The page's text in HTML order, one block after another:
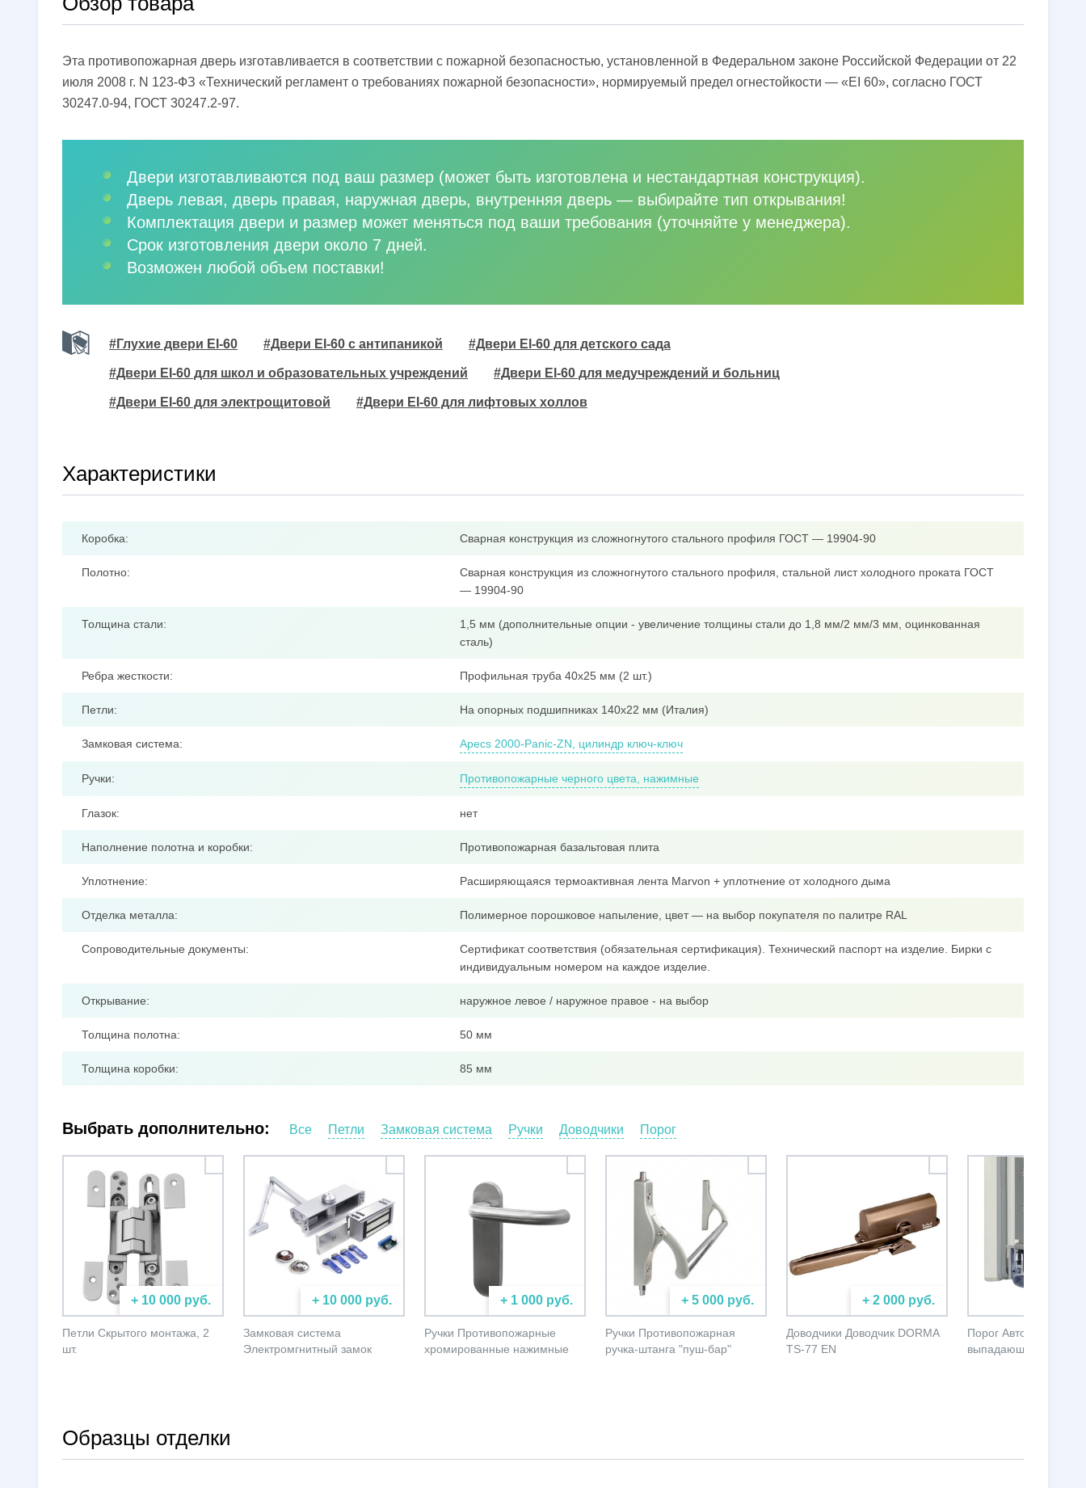
Эта противопожарная дверь изготавливается в соответствии с пожарной безопасностью, установленной в Федеральном законе Российской Федерации от 22
июля 2008 г. N 123-ФЗ «Технический регламент о требованиях пожарной безопасности», нормируемый предел огнестойкости — «EI 60», согласно ГОСТ
30247.0-94, ГОСТ 30247.2-97.
Двери изготавливаются под ваш размер (может быть изготовлена и нестандартная конструкция).
Дверь левая, дверь правая, наружная дверь, внутренняя дверь — выбирайте тип открывания!
Комплектация двери и размер может меняться под ваши требования (уточняйте у менеджера).
Срок изготовления двери около 7 дней.
Возможен любой объем поставки!
#Глухие двери EI-60 #Двери EI-60 с антипаникой #Двери EI-60 для детского сада
#Двери EI-60 для школ и образовательных учреждений #Двери EI-60 для медучреждений и больниц
#Двери EI-60 для электрощитовой #Двери EI-60 для лифтовых холлов
Характеристики
Коробка: Сварная конструкция из сложногнутого стального профиля ГОСТ — 19904-90
Полотно:
Сварная конструкция из сложногнутого стального профиля, стальной лист холодного проката ГОСТ
— 19904-90
Толщина стали:
1,5 мм (дополнительные опции - увеличение толщины стали до 1,8 мм/2 мм/3 мм, оцинкованная
сталь)
Ребра жесткости: Профильная труба 40x25 мм (2 шт.)
Петли: На опорных подшипниках 140х22 мм (Италия)
Замковая система: Apecs 2000-Panic-ZN, цилиндр ключ-ключ
Ручки: Противопожарные черного цвета, нажимные
Глазок: нет
Наполнение полотна и коробки: Противопожарная базальтовая плита
Уплотнение: Расширяющаяся термоактивная лента Marvon + уплотнение от холодного дыма
Отделка металла: Полимерное порошковое напыление, цвет — на выбор покупателя по палитре RAL
Сопроводительные документы:
Сертификат соответствия (обязательная сертификация). Технический паспорт на изделие. Бирки с
индивидуальным номером на каждое изделие.
Открывание: наружное левое / наружное правое - на выбор
Толщина полотна: 50 мм
Толщина коробки: 85 мм
Выбрать дополнительно: Все Петли Замковая система Ручки Доводчики Порог
+ 10 000 руб.
Петли Скрытого монтажа, 2
шт.
+ 10 000 руб.
Замковая система
Электромгнитный замок
+ 1 000 руб.
Ручки Противопожарные
хромированные нажимные
+ 5 000 руб.
Ручки Противопожарная
ручка-штанга "пуш-бар"
+ 2 000 руб.
Доводчики Доводчик DORMA
TS-77 EN
Порог
выпадающий порог
Образцы отделки